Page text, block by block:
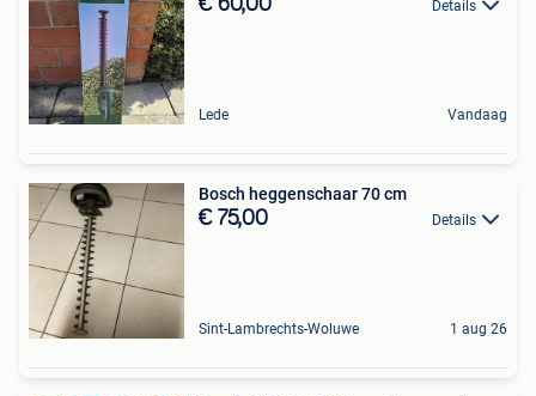
€ 60,00 Details
Lede Vandaag
Bosch heggenschaar 70 cm
€ 75,00 Details
Sint-Lambrechts-Woluwe 1 aug 26